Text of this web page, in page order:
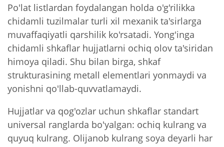
Po'lat listlardan foydalangan holda o'g'rilikka
chidamli tuzilmalar turli xil mexanik ta'sirlarga
muvaffaqiyatli qarshilik ko'rsatadi. Yong'inga
chidamli shkaflar hujjatlarni ochiq olov ta'siridan
himoya qiladi. Shu bilan birga, shkaf
strukturasining metall elementlari yonmaydi va
yonishni qo'llab-quvvatlamaydi.
Hujjatlar va qog'ozlar uchun shkaflar standart
universal ranglarda bo'yalgan: ochiq kulrang va
quyuq kulrang. Olijanob kulrang soya deyarli har